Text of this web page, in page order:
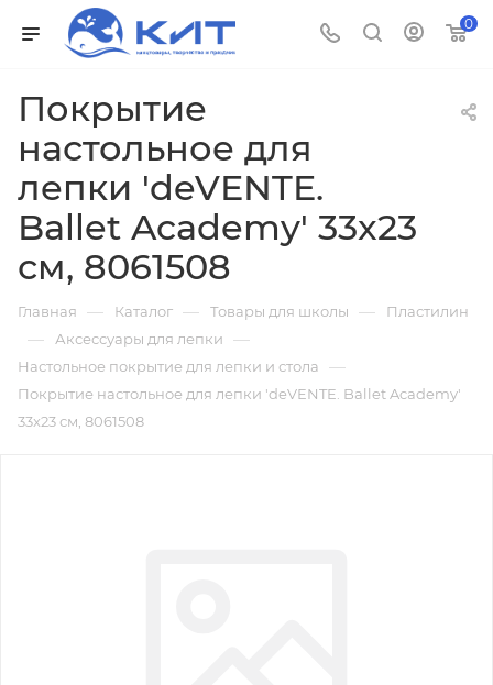
0
Покрытие
настольное для
лепки 'deVENTE.
Ballet Academy' 33x23
см, 8061508
Главная — Каталог — Товары для школы — Пластилин
— Аксессуары для лепки —
Настольное покрытие для лепки и стола —
Покрытие настольное для лепки 'deVENTE. Ballet Academy'
33x23 см, 8061508